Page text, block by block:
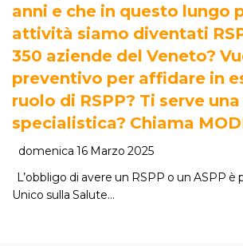
anni e che in questo lungo
attività siamo diventati
350 aziende del Veneto?
preventivo per affidare in
ruolo di RSPP? Ti serve
specialistica? Chiama
domenica 16 Marzo 2025
L’obbligo di avere un RSPP o un ASPP è
Unico sulla Salute…